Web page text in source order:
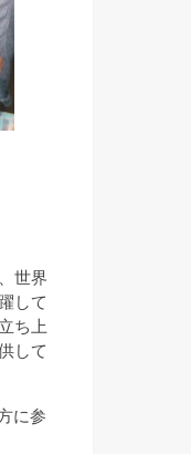
世界
して
ち上
して
に参